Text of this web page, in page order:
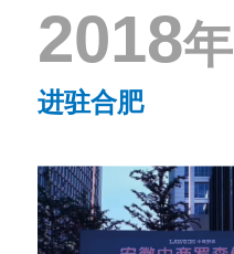
2018年
进驻合肥